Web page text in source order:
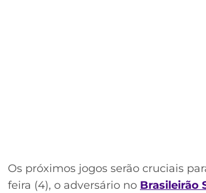
Os próximos jogos serão cruciais
feira (4), o adversário no Brasileirão